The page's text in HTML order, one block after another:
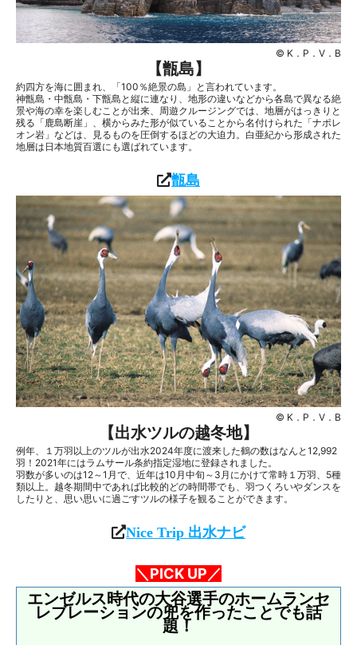
© K．P．V．B
【甑島】
約四方を海に囲まれ、「100％絶景の島」と言われています。
神甑島・中甑島・下甑島と縦に連なり、地形の違いなどから各島で異なる絶
景や海の幸を楽しむことが出来、周遊クルージングでは、地層がはっきりと
残る「鹿島断崖」、横からみた形が似ていることから名付けられた「ナポレ
オン岩」などは、見るものを圧倒するほどの大迫力。白亜紀から形成された
地層は日本地質百選にも選ばれています。
甑島
© K．P．V．B
【出水ツルの越冬地】
例年、１万羽以上のツルが出水2024年度に渡来した鶴の数はなんと12,992
羽！2021年にはラムサール条約指定湿地に登録されました。
羽数が多いのは12～1月で、近年は10月中旬～3月にかけて常時１万羽、5種
類以上。越冬期間中であれば比較的どの時間帯でも、羽つくろいやダンスを
したりと、思い思いに過ごすツルの様子を観ることができます。
Nice Trip 出水ナビ
＼PICK UP／
エンゼルス時代の大谷選手のホームランセ
レブレーションの兜を作ったことでも話
題！